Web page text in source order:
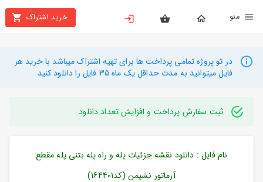
خرید اشتراک
بستن
محصولات
تهیه
راهنما
دانلود
در تو پروژه تمامی پرداخت ها برای تهیه اشتراک میباشد با خرید هر
فایل میتوانید به مدت حداقل یک ماه 35 فایل را دانلود کنید
ثبت سفارش پرداخت و افزایش تعداد دانلود
نام فایل : دانلود نقشه جزئیات پله و راه پله بتنی پله مقطع
آرماتور نشیمن (کد164401)